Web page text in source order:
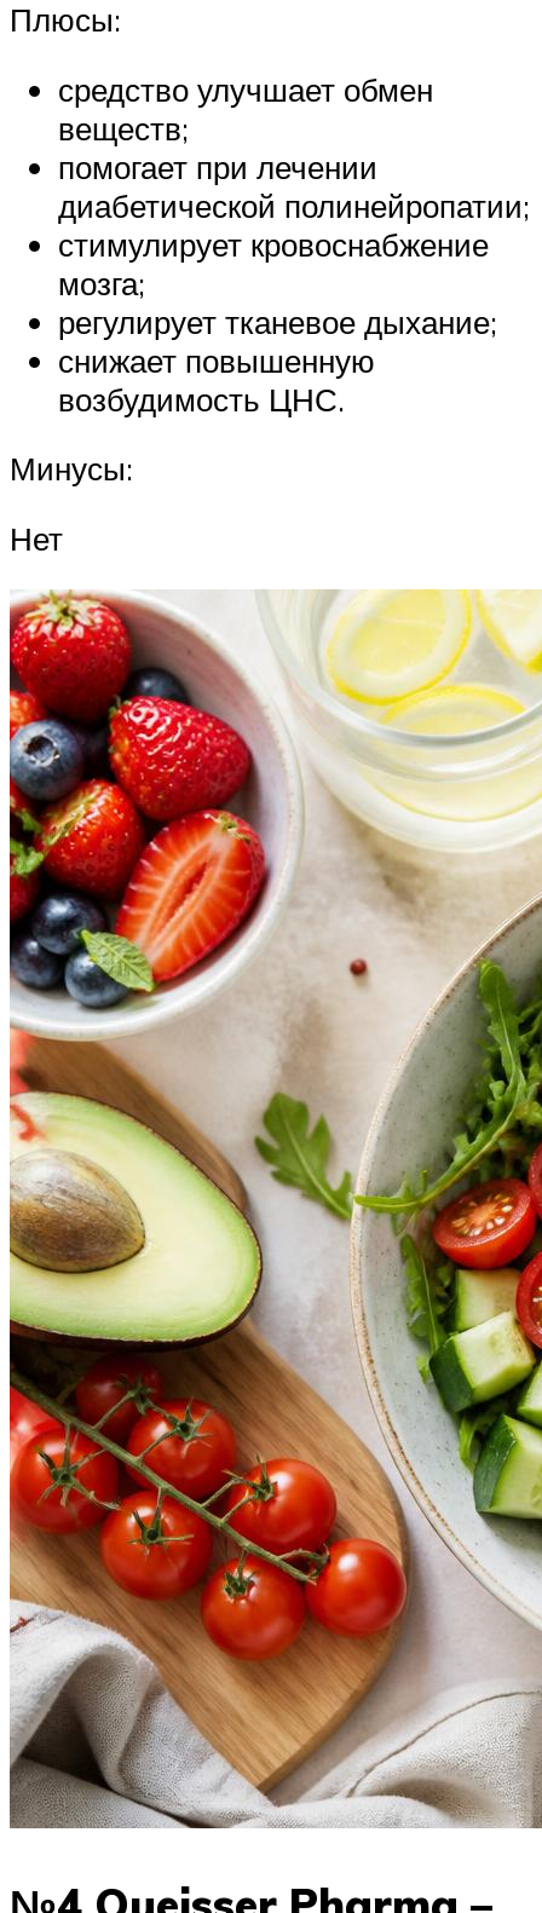
Плюсы:
средство улучшает обмен
веществ;
помогает при лечении
диабетической полинейропатии;
стимулирует кровоснабжение
мозга;
регулирует тканевое дыхание;
снижает повышенную
возбудимость ЦНС.
Минусы:
Нет